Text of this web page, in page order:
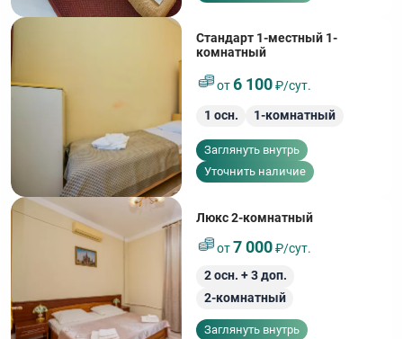
Стандарт 1-местный 1-
комнатный
от6 100₽/сут.
1 осн. 1-комнатный
Заглянуть внутрь
Уточнить наличие
Люкс 2-комнатный
от7 000₽/сут.
2осн. +3доп.
2-комнатный
Заглянуть внутрь